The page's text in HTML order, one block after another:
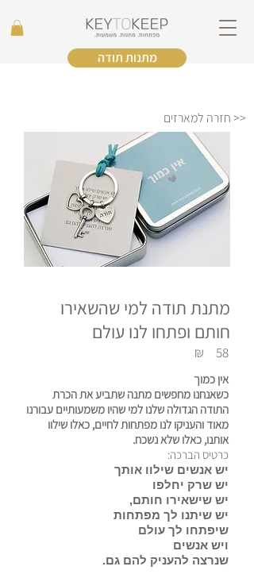
מתנות תודה
<< חזרה למארזים
מתנת תודה למי שהשאירו
חותם ופתחו לנו עולם
58
₪
אין כמוך
כשאנחנו מחפשים מתנה שתביע את הכרת
התודה הגדולה שלנו למי שהיו משמעותיים עבורנו
מאוד והעניקו לנו מפתחות לחיים, כאלו שילוו
אותנו, כאלו שלא נשכח.
כרטיס הברכה:
יש אנשים שילוו אותך
יש שרק יחלפו
יש שישאירו חותם,
יש שיתנו לך מפתחות
שיפתחו לך עולם
ויש אנשים
שנרצה להעניק להם גם.